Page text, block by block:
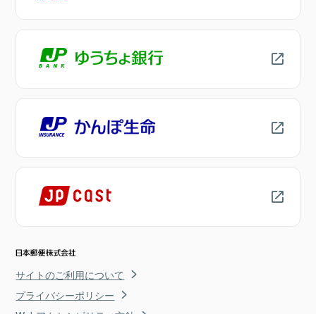
サイトのご利用について
プライバシーポリシー